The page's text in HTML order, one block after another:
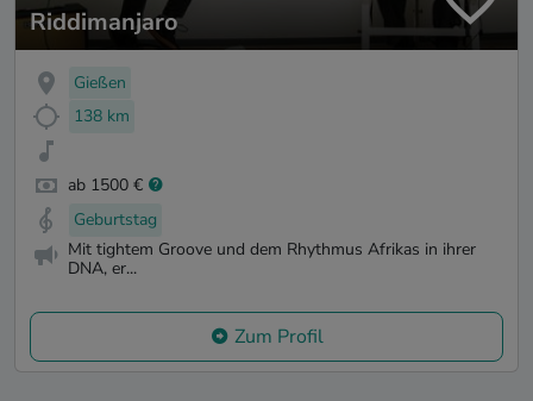
Riddimanjaro
Gießen
138 km
ab 1500 €
Geburtstag
Mit tightem Groove und dem Rhythmus Afrikas in ihrer
DNA, er...
Zum Profil